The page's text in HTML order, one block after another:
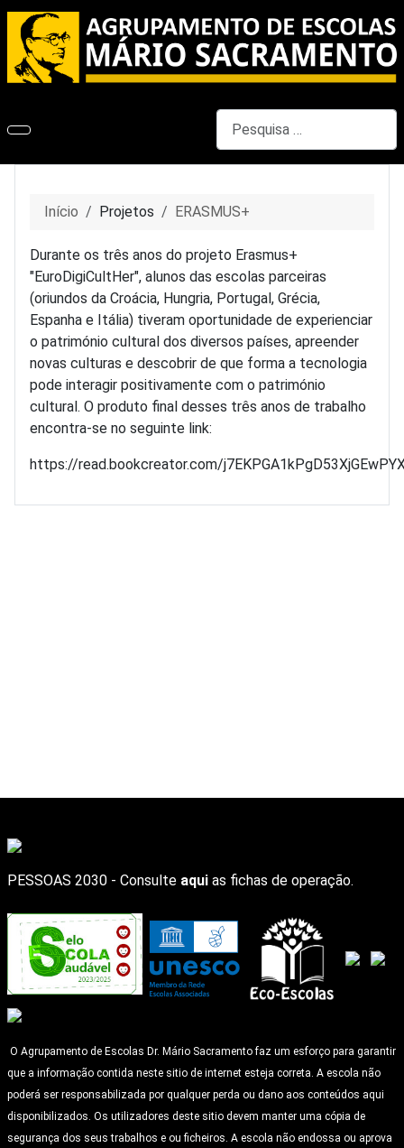
Início Projetos ERASMUS+
Durante os três anos do projeto Erasmus+
"EuroDigiCultHer", alunos das escolas parceiras
(oriundos da Croácia, Hungria, Portugal, Grécia,
Espanha e Itália) tiveram oportunidade de experienciar
o património cultural dos diversos países, apreender
novas culturas e descobrir de que forma a tecnologia
pode interagir positivamente com o património
cultural. O produto final desses três anos de trabalho
encontra-se no seguinte link:
https://read.bookcreator.com/
PESSOAS 2030 - Consulte aqui as fichas de operação.
O Agrupamento de Escolas Dr. Mário Sacramento faz um esforço para garantir
que a informação contida neste sitio de internet esteja correta. A escola não
poderá ser responsabilizada por qualquer perda ou dano aos conteúdos aqui
disponibilizados. Os utilizadores deste sitio devem manter uma cópia de
segurança dos seus trabalhos e ou ficheiros. A escola não endossa ou aprova